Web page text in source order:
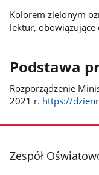
Kolorem zielonym
lektur,
Podstawa
Rozporządzenie
2021 r. https://
stopka
Zespół